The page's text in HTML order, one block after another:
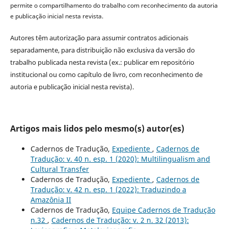
permite o compartilhamento do trabalho com reconhecimento da autoria
e publicação inicial nesta revista.
Autores têm autorização para assumir contratos adicionais
separadamente, para distribuição não exclusiva da versão do
trabalho publicada nesta revista (ex.: publicar em repositório
institucional ou como capítulo de livro, com reconhecimento de
autoria e publicação inicial nesta revista).
Artigos mais lidos pelo mesmo(s) autor(es)
Cadernos de Tradução, Expediente , Cadernos de
Tradução: v. 40 n. esp. 1 (2020): Multilingualism and
Cultural Transfer
Cadernos de Tradução, Expediente , Cadernos de
Tradução: v. 42 n. esp. 1 (2022): Traduzindo a
Amazônia II
Cadernos de Tradução, Equipe Cadernos de Tradução
n.32 , Cadernos de Tradução: v. 2 n. 32 (2013):